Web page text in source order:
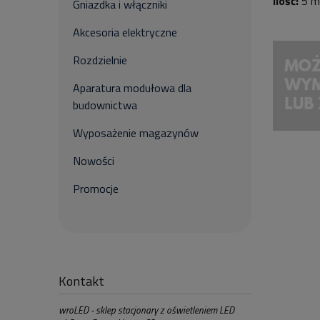
Gniazdka i włączniki
Akcesoria elektryczne
Rozdzielnie
Aparatura modułowa dla
budownictwa
Wyposażenie magazynów
Nowości
Promocje
Kontakt
wroLED - sklep stacjonary z oświetleniem LED